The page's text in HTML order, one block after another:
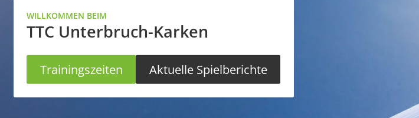
WILLKOMMEN BEIM
TTC Unterbruch-Karken
Trainingszeiten Aktuelle Spielberichte